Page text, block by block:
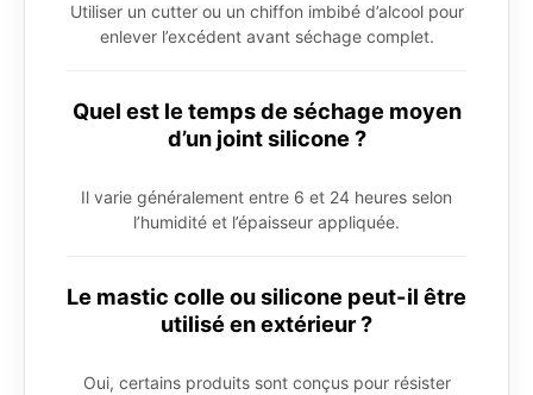
Utiliser un cutter ou un chiffon imbibé d’alcool pour
enlever l’excédent avant séchage complet.
Quel est le temps de séchage moyen
d’un joint silicone ?
Il varie généralement entre 6 et 24 heures selon
l’humidité et l’épaisseur appliquée.
Le mastic colle ou silicone peut-il être
utilisé en extérieur ?
Oui, certains produits sont conçus pour résister